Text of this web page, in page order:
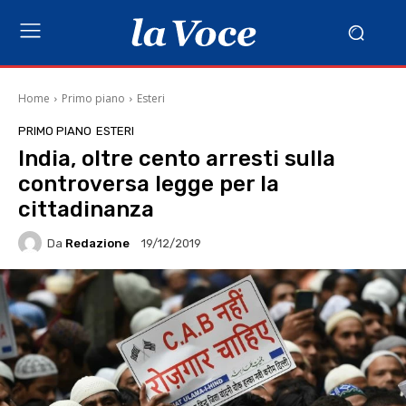
Home Primo piano Esteri
PRIMO PIANO ESTERI
India, oltre cento arresti sulla
controversa legge per la
cittadinanza
Da Redazione 19/12/2019